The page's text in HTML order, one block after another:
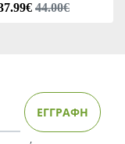
Υ20 CM
44.00€
ΕΓΓΡΑΦΗ